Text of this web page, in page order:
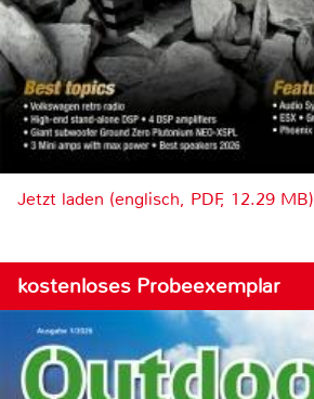
Jetzt laden (englisch, PDF, 12.29 MB)
kostenloses Probeexemplar